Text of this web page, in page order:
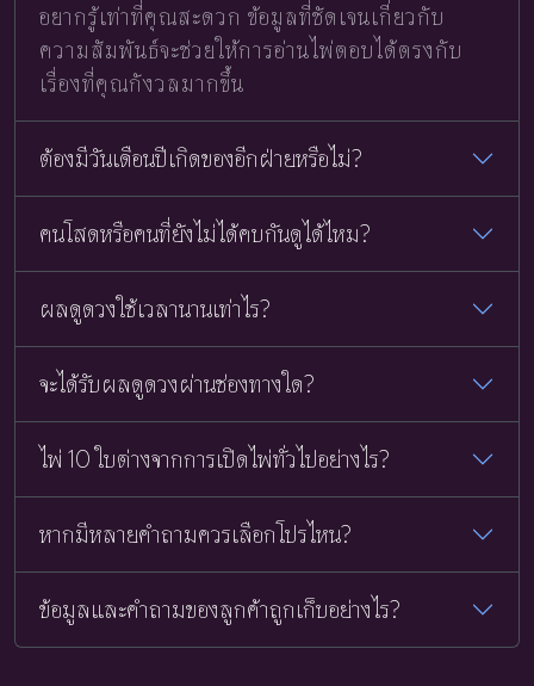
อยากรู้เท่าที่คุณสะดวก ข้อมูลที่ชัดเจนเกี่ยวกับ
ความสัมพันธ์จะช่วยให้การอ่านไพ่ตอบได้ตรงกับ
เรื่องที่คุณกังวลมากขึ้น
ต้องมีวันเดือนปีเกิดของอีกฝ่ายหรือไม่?
คนโสดหรือคนที่ยังไม่ได้คบกันดูได้ไหม?
ผลดูดวงใช้เวลานานเท่าไร?
จะได้รับผลดูดวงผ่านช่องทางใด?
ไพ่ 10 ใบต่างจากการเปิดไพ่ทั่วไปอย่างไร?
หากมีหลายคำถามควรเลือกโปรไหน?
ข้อมูลและคำถามของลูกค้าถูกเก็บอย่างไร?